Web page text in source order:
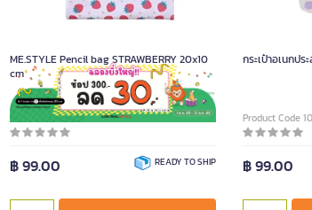
ME.STYLE Pencil bag STRAWBERRY 20x10
cm
Product Code 1093324
฿ 99.00 READY TO SHIP
กระเป๋าอเนกป
Product Code
฿ 99.00